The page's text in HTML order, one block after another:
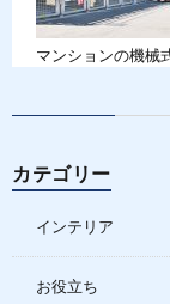
マンションの機械
カテゴリー
インテリア
お役立ち